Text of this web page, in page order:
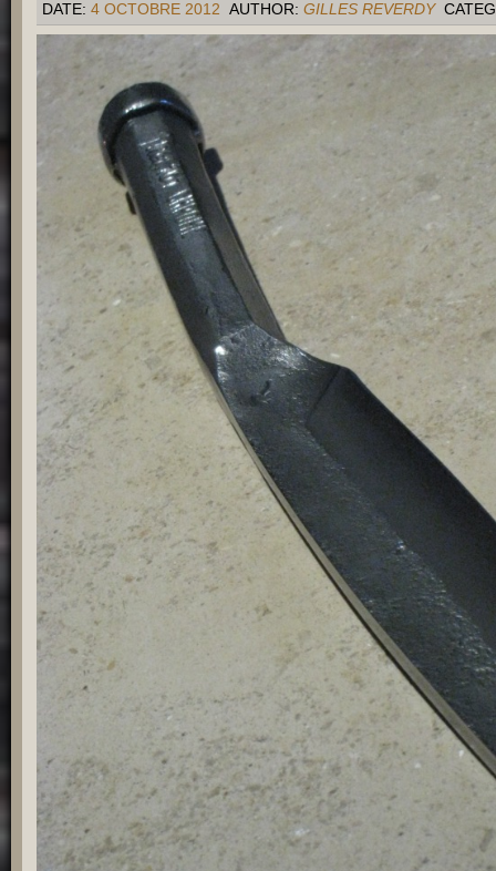
DATE: 4 OCTOBRE 2012 AUTHOR: GILLES REVERDY